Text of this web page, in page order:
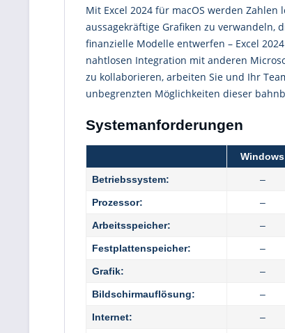
Mit Excel 2024 für macOS werden
aussagekräftige Grafiken zu verwandeln,
finanzielle Modelle entwerfen – Excel
nahtlosen Integration mit anderen
zu kollaborieren, arbeiten Sie und Ihr
unbegrenzten Möglichkeiten dieser
Systemanforderungen
Windows
Betriebssystem: –
Prozessor: –
Arbeitsspeicher: –
Festplattenspeicher: –
Grafik: –
Bildschirmauflösung: –
Internet: –